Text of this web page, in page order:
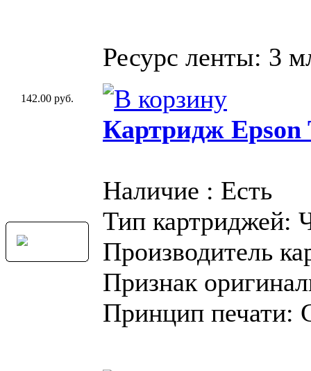
Ресурс ленты: 3
142.00 руб.
Картридж Epson
Наличие : Есть
Тип картриджей:
Производитель
Признак
Принцип печати: